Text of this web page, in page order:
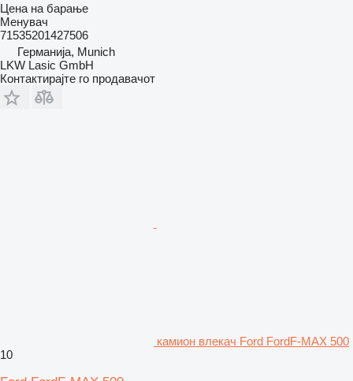
Цена на барање
Менувач
71535201427506
Германија, Munich
LKW Lasic GmbH
Контактирајте го продавачот
камион влекач Ford FordF-MAX 500
10